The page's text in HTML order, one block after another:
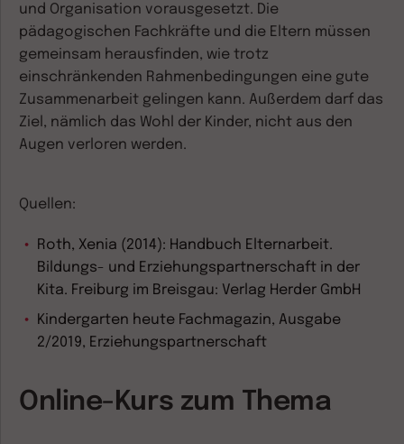
und Organisation vorausgesetzt. Die
pädagogischen Fachkräfte und die Eltern müssen
gemeinsam herausfinden, wie trotz
einschränkenden Rahmenbedingungen eine gute
Zusammenarbeit gelingen kann. Außerdem darf das
Ziel, nämlich das Wohl der Kinder, nicht aus den
Augen verloren werden.
Quellen:
Roth, Xenia (2014): Handbuch Elternarbeit.
Bildungs- und Erziehungspartnerschaft in der
Kita. Freiburg im Breisgau: Verlag Herder GmbH
Kindergarten heute Fachmagazin, Ausgabe
2/2019, Erziehungspartnerschaft
Online-Kurs zum Thema